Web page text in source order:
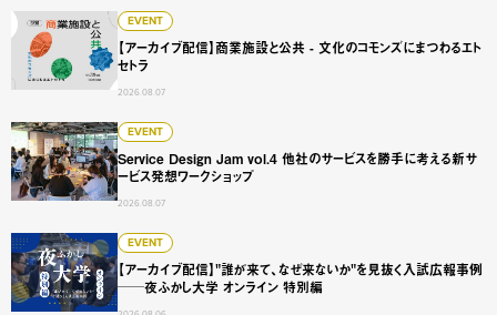
EVENT
【アーカイブ配信】商業施設と公共 - 文化のコモンズにまつわるエト
セトラ
2026.08.07
【アーカイブ配信】商業施設と公共 - 文化のコモンズにまつ
EVENT
Service Design Jam vol.4 他社のサービスを勝手に考える新サ
ービス発想ワークショップ
2026.08.07
Service Design Jam vol.4 他社のサービスを勝手に考える
EVENT
【アーカイブ配信】"誰が来て、なぜ来ないか"を見抜く入試広報事例
──夜ふかし大学 オンライン 特別編
【アーカイブ配信】"誰が来て、なぜ来ないか"を見抜く入